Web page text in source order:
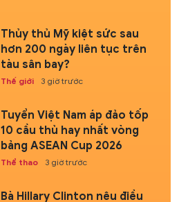
Thủy thủ Mỹ kiệt sức sau
hơn 200 ngày liên tục trên
tàu sân bay?
Thế giới 3 giờ trước
Tuyển Việt Nam áp đảo tốp
10 cầu thủ hay nhất vòng
bảng ASEAN Cup 2026
Thể thao 3 giờ trước
Bà Hillary Clinton nêu điều